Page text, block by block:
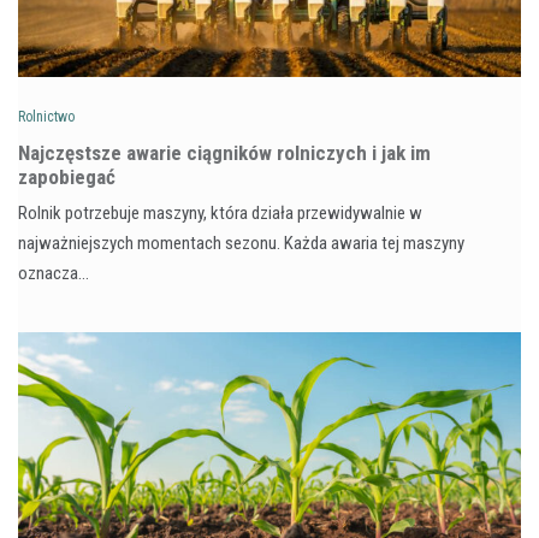
Rolnictwo
Najczęstsze awarie ciągników rolniczych i jak im
zapobiegać
Rolnik potrzebuje maszyny, która działa przewidywalnie w
najważniejszych momentach sezonu. Każda awaria tej maszyny
oznacza…